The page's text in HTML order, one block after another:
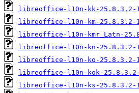
libreoffice-l10n-kk-25.8.3.2-
libreoffice-l10n-km-25.8.3.2-
libreoffice-l10n-kmr_Latn-
libreoffice-l10n-kn-25.8.3.2-
libreoffice-l10n-ko-25.8.3.2-
libreoffice-l10n-kok-25.8.3.2-
libreoffice-l10n-ks-25.8.3.2-